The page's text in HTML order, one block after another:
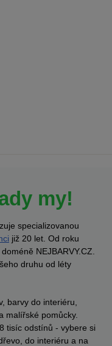
my!
specializovanou
již 20 let. Od roku
NEJBARVY.CZ.
druhu od léty
barvy do interiéru,
malířské pomůcky.
tisíc odstínů - vybere si
do interiéru a na